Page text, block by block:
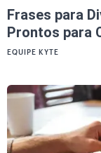
Frases para
Prontos para
EQUIPE KYTE